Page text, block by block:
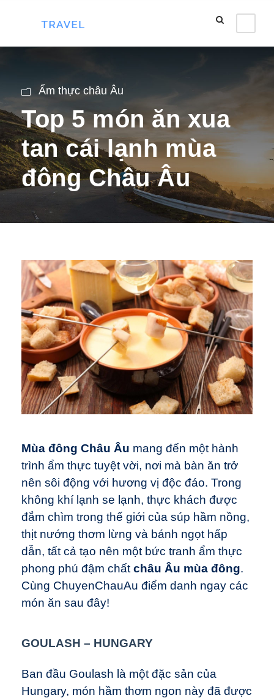
Ẩm thực châu Âu
Top 5 món ăn xua
tan cái lạnh mùa
đông Châu Âu
Mùa đông Châu Âu mang đến một hành
trình ẩm thực tuyệt vời, nơi mà bàn ăn trở
nên sôi động với hương vị độc đáo. Trong
không khí lạnh se lạnh, thực khách được
đắm chìm trong thế giới của súp hầm nồng,
thịt nướng thơm lừng và bánh ngọt hấp
dẫn, tất cả tạo nên một bức tranh ẩm thực
phong phú đậm chất châu Âu mùa đông.
Cùng ChuyenChauAu điểm danh ngay các
món ăn sau đây!
GOULASH – HUNGARY
Ban đầu Goulash là một đặc sản của
Hungary, món hầm thơm ngon này đã được